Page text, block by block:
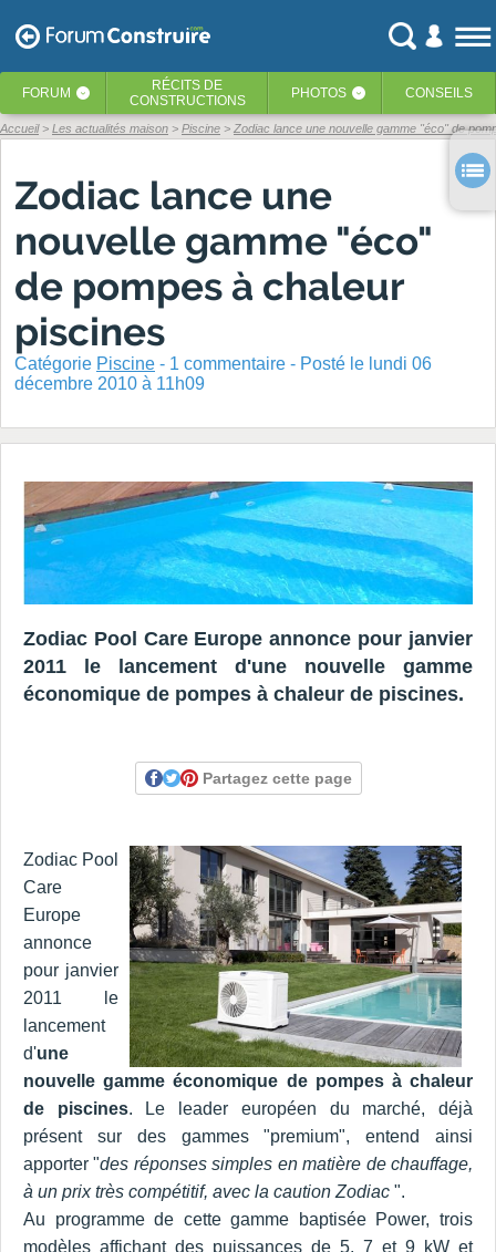
FORUM ‹ RÉCITS DE
CONSTRUCTIONS
PHOTOS ‹ CONSEILS
Accueil Les actualités maison Piscine Zodiac lance une nouvelle gamme "éco" de
Zodiac lance une
nouvelle gamme "éco"
de pompes à chaleur
piscines
Catégorie Piscine - 1 commentaire - Posté le lundi 06
décembre 2010 à 11h09
Zodiac Pool Care Europe annonce pour janvier
2011 le lancement d'une nouvelle gamme
économique de pompes à chaleur de piscines.
Partagez cette page
Zodiac Pool
Care
Europe
annonce
pour janvier
2011 le
lancement
d'une
nouvelle gamme économique de pompes à chaleur
de piscines. Le leader européen du marché, déjà
présent sur des gammes "premium", entend ainsi
apporter "des réponses simples en matière de chauffage,
à un prix très compétitif, avec la caution Zodiac ".
Au programme de cette gamme baptisée Power, trois
modèles affichant des puissances de 5, 7 et 9 kW et